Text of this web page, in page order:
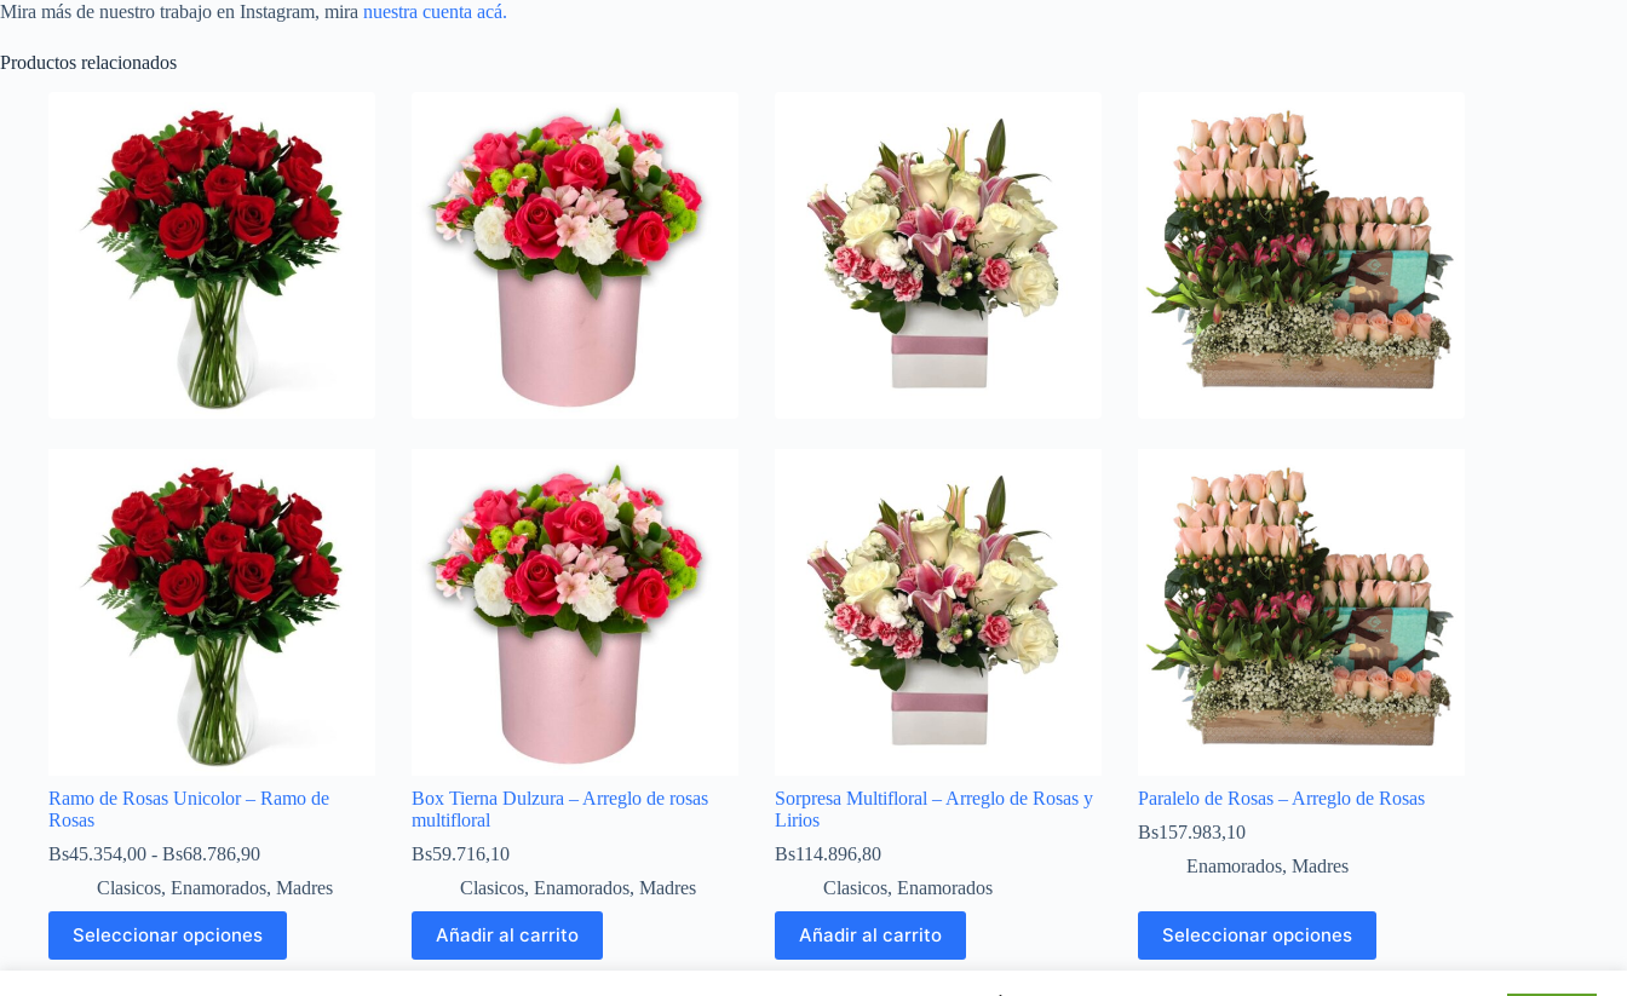
Mira más de nuestro trabajo en Instagram, mira nuestra cuenta acá.
Productos relacionados
Ramo de Rosas Unicolor – Ramo de
Rosas
Bs45.354,00 - Bs68.786,90
Clasicos, Enamorados, Madres
Seleccionar opciones
Box Tierna Dulzura – Arreglo de rosas
multifloral
Bs59.716,10
Clasicos, Enamorados, Madres
Añadir al carrito
Sorpresa Multifloral – Arreglo de Rosas y
Lirios
Bs114.896,80
Clasicos, Enamorados
Añadir al carrito
Paralelo de Rosas – Arreglo de Rosas
Bs157.983,10
Enamorados, Madres
Seleccionar opciones